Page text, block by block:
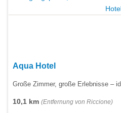
Aqua Hotel
Große Zimmer, große Erlebnisse –
10,1 km (Entfernung von Riccione)